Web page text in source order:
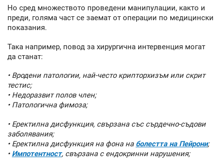
Но сред множеството проведени манипулации, както и
преди, голяма част се заемат от операции по медицински
показания.
Така например, повод за хирургична интервенция могат
да станат:
• Вродени патологии, най-често крипторхизъм или скрит
тестис;
• Недоразвит полов член;
• Патологична фимоза;
• Еректилна дисфункция, свързана със сърдечно-съдови
заболявания;
• Еректилна дисфункция на фона на болестта на Пейрони;
• Импотентност, свързана с ендокринни нарушения;